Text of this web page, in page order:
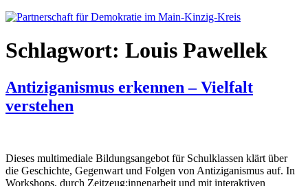
Schlagwort: Louis Pawellek
Antiziganismus erkennen – Vielfalt
verstehen
Dieses multimediale Bildungsangebot für Schulklassen klärt über
die Geschichte, Gegenwart und Folgen von Antiziganismus auf. In
Workshops, durch Zeitzeug:innenarbeit und mit interaktiven